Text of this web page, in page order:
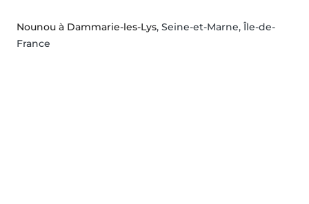
Nounou à Dammarie-les-Lys, Seine-et-Marne, Île-de-
France